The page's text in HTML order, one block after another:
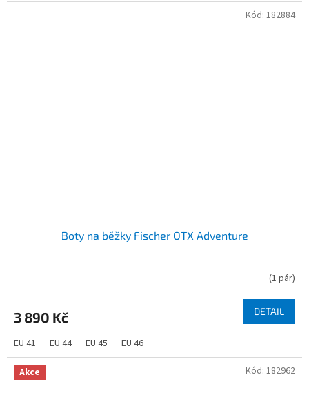
Boty na běžky Fischer OTX Adventure
(1 pár)
3 890 Kč DETAIL
EU 41 EU 44 EU 45 EU 46
Kód: 182884
Akce Kód: 182962